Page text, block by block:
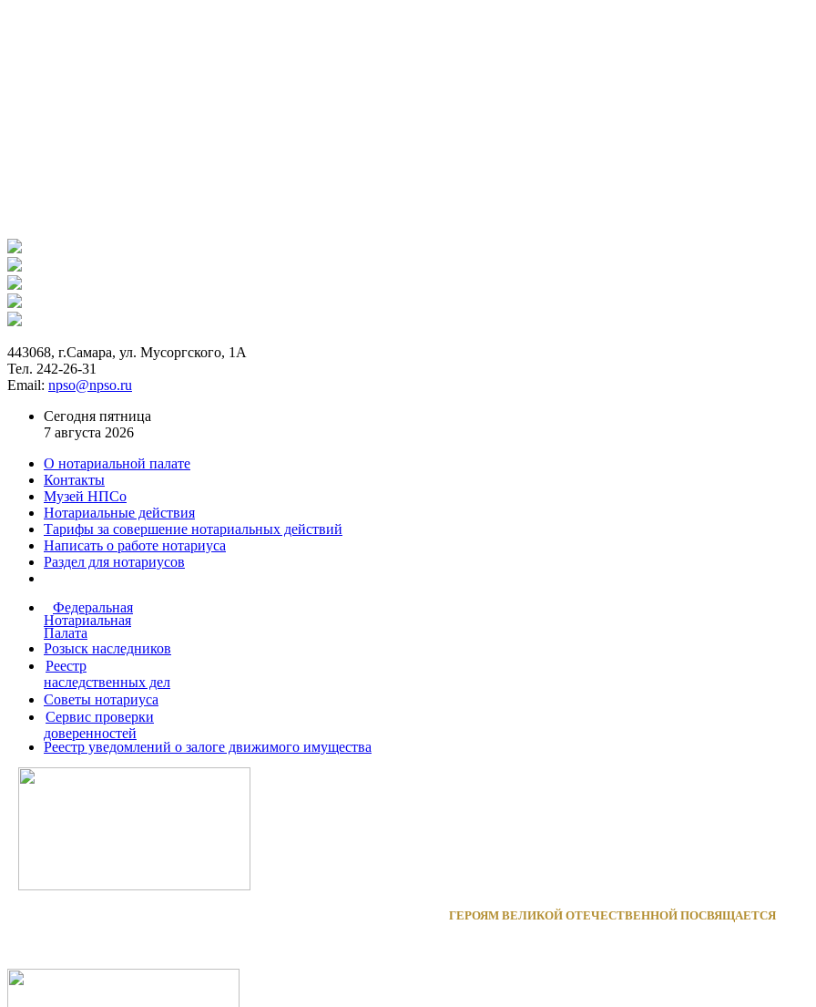
443068, г.Самара, ул. Мусоргского, 1А
Тел. 242-26-31
Email: npso@npso.ru
Сегодня пятница
7 августа 2026
О нотариальной палате
Контакты
Музей НПСо
Нотариальные действия
Тарифы за совершение нотариальных действий
Написать о работе нотариуса
Раздел для нотариусов
Федеральная
Нотариальная
Палата
Розыск наследников
Реестр
наследственных дел
Советы нотариуса
Сервис проверки
доверенностей
Реестр уведомлений о залоге движимого имущества
ГЕРОЯМ ВЕЛИКОЙ ОТЕЧЕСТВЕННОЙ ПОСВЯЩАЕТСЯ